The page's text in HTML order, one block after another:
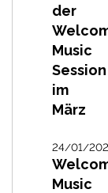
der
Music
Session
im
März
24/01/
Music